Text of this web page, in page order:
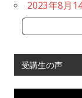
2023年8月
受講生の声